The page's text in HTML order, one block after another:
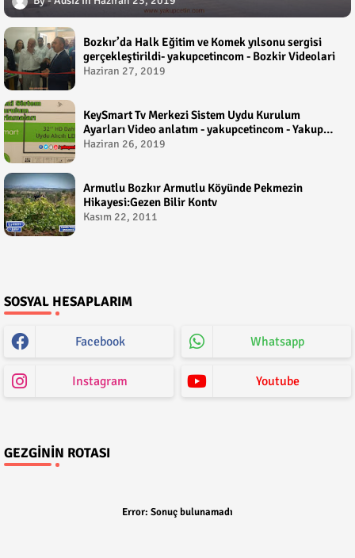
Bozkır’da Halk Eğitim ve Komek yılsonu sergisi
gerçekleştirildi- yakupcetincom - Bozkir Videolari
Haziran 27, 2019
KeySmart Tv Merkezi Sistem Uydu Kurulum
Ayarları Video anlatım - yakupcetincom - Yakup
Çetin
Haziran 26, 2019
Armutlu Bozkır Armutlu Köyünde Pekmezin
Hikayesi:Gezen Bilir Kontv
Kasım 22, 2011
SOSYAL HESAPLARIM
Facebook Whatsapp
Instagram Youtube
GEZGININ ROTASI
Error: Sonuç bulunamadı